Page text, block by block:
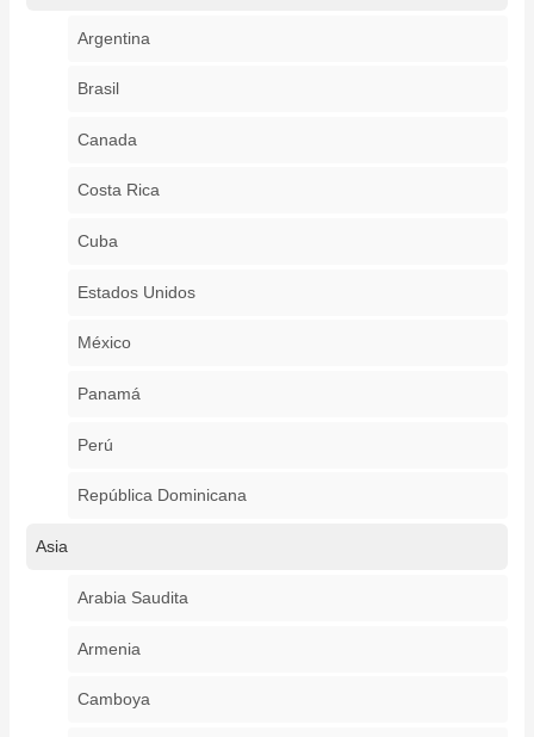
Argentina
Brasil
Canada
Costa Rica
Cuba
Estados Unidos
México
Panamá
Perú
República Dominicana
Asia
Arabia Saudita
Armenia
Camboya